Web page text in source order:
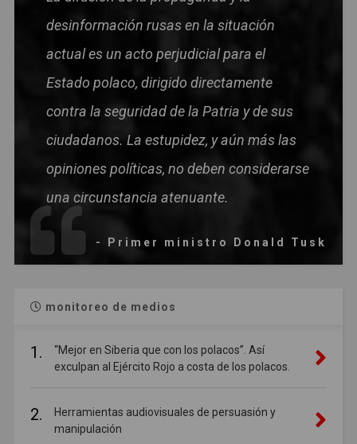
desinformación rusas en la situación
actual es un acto perjudicial para el
Estado polaco, dirigido directamente
contra la seguridad de la Patria y de sus
ciudadanos. La estupidez, y aún más las
opiniones políticas, no deben considerarse
una circunstancia atenuante.
- Primer ministro Donald Tusk
monitoreo de medios
1.
“Mejor en Siberia que con los polacos”. Así
exculpan al Ejército Rojo a costa de los polacos.
2.
Herramientas audiovisuales de persuasión y
manipulación